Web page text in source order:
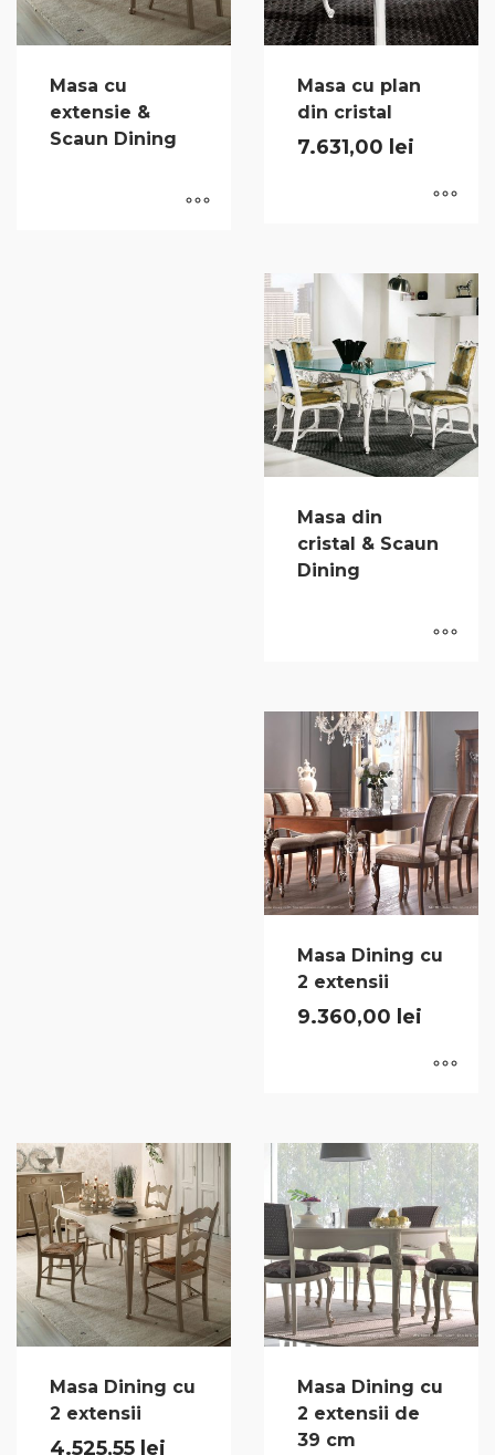
Masa cu
extensie &
Scaun Dining
Masa cu plan
din cristal
7.631,00 lei
Masa din
cristal & Scaun
Dining
Masa Dining cu
2 extensii
9.360,00 lei
Masa Dining cu
2 extensii
4.525,55 lei
Masa Dining cu
2 extensii de
39 cm